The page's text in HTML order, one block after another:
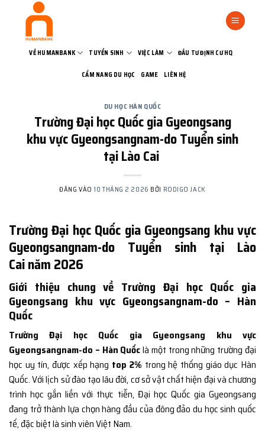
VỀ HUMANBANK TUYỂN SINH VIỆC LÀM ĐẦU TƯ ĐỊNH CƯ HQ
CẨM NANG DU HỌC GAME LIÊN HỆ
DU HỌC HÀN QUỐC
Trường Đại học Quốc gia Gyeongsang
khu vực Gyeongsangnam-do Tuyển sinh
tại Lào Cai
ĐĂNG VÀO10 THÁNG 2 2026 BỞI RODIGO JACK
Trường Đại học Quốc gia Gyeongsang khu vực
Gyeongsangnam-do Tuyển sinh tại Lào
Cai năm 2026
Giới thiệu chung về Trường Đại học Quốc gia
Gyeongsang khu vực Gyeongsangnam-do – Hàn
Quốc
Trường Đại học Quốc gia Gyeongsang khu vực
Gyeongsangnam-do – Hàn Quốclà một trong những trường đại
học uy tín, được xếp hạng top 2% trong hệ thống giáo dục Hàn
Quốc. Với lịch sử đào tạo lâu đời, cơ sở vật chất hiện đại và chương
trình học gắn liền với thực tiễn, Đại học Quốc gia Gyeongsang
đang trở thành lựa chọn hàng đầu của đông đảo du học sinh quốc
tế, đặc biệt là sinh viên Việt Nam.